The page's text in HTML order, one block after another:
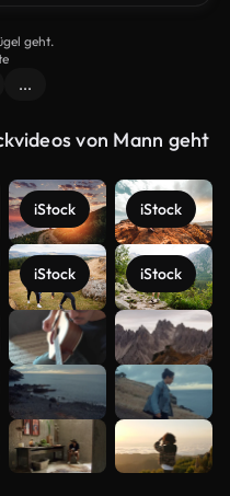
geht.
...
von Mann geht
iStock
iStock
iStock
iStock
Mehr
anzeigen